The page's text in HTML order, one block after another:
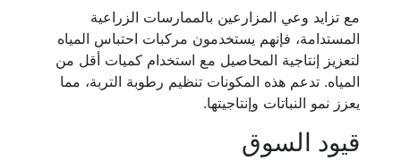
مع تزايد وعي المزارعين بالممارسات الزراعية
المستدامة، فإنهم يستخدمون مركبات احتباس المياه
لتعزيز إنتاجية المحاصيل مع استخدام كميات أقل من
المياه. تدعم هذه المكونات تنظيم رطوبة التربة، مما
يعزز نمو النباتات وإنتاجيتها.
قيود السوق